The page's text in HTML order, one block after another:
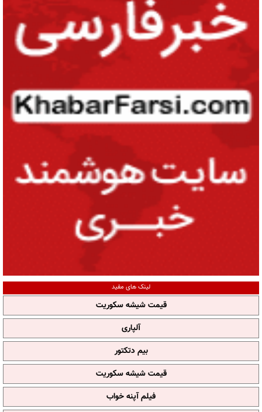
لینک های مفید
قیمت شیشه سکوریت
آلپاری
بیم دتکتور
قیمت شیشه سکوریت
فیلم آپنه خواب